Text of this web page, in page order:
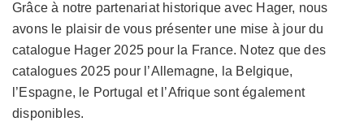
Grâce à notre partenariat historique avec Hager, nous
avons le plaisir de vous présenter une mise à jour du
catalogue Hager 2025 pour la France. Notez que des
catalogues 2025 pour l’Allemagne, la Belgique,
l’Espagne, le Portugal et l’Afrique sont également
disponibles.